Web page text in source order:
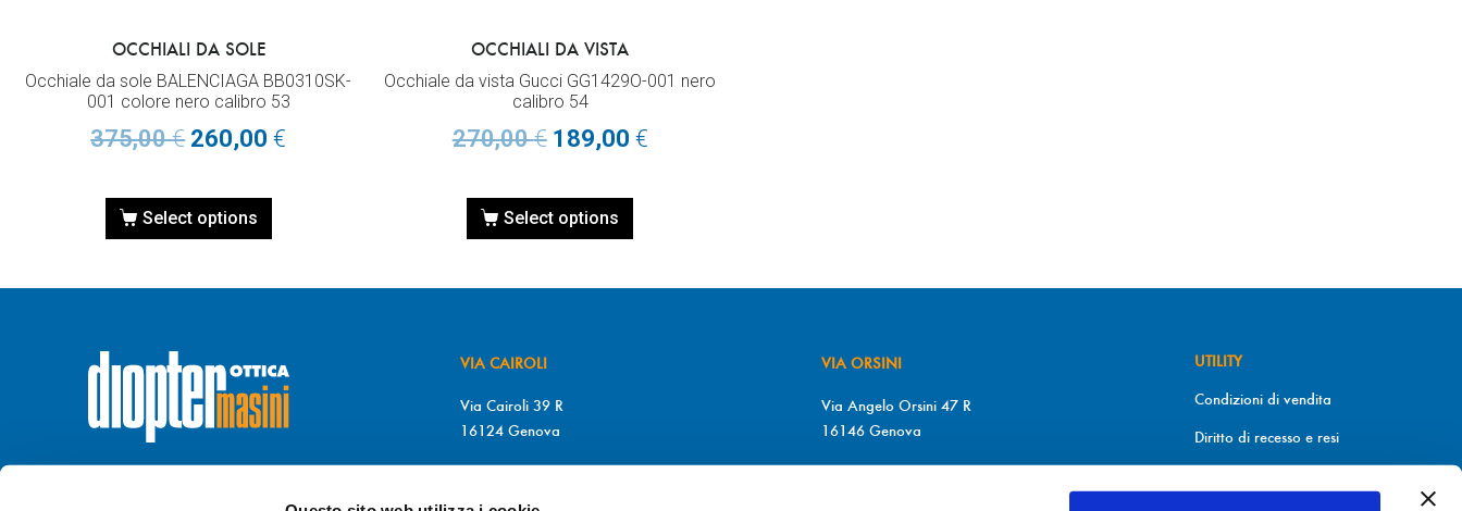
OCCHIALI DA SOLE
Occhiale da sole BALENCIAGA BB0310SK-
001 colore nero calibro 53
375,00€ 260,00€
Select options
OCCHIALI DA VISTA
Occhiale da vista Gucci GG1429O-001 nero
calibro 54
270,00€ 189,00 €
Select options
VIA CAIROLI
Via Cairoli 39 R
16124 Genova
VIA ORSINI
Via Angelo Orsini 47 R
16146 Genova
UTILITY
Condizioni di vendita
Diritto di recesso e resi